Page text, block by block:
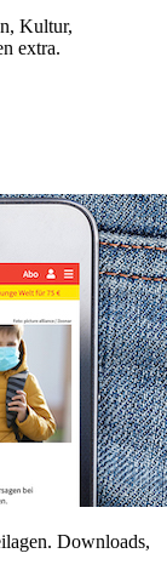
Kultur,
extra.
Downloads,